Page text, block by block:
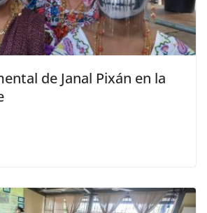
de Janal Pixán en la